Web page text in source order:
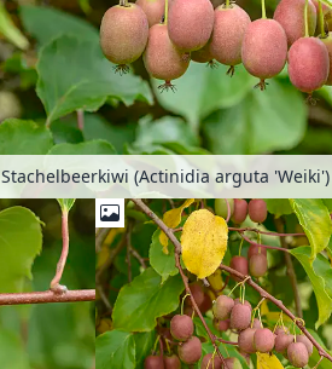
Stachelbeerkiwi (Actinidia arguta 'Weiki')